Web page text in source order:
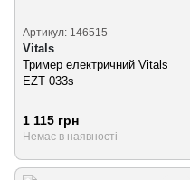
Артикул: 146515
Vitals
Тример електричний Vitals
EZT 033s
1 115 грн
Немає в наявності